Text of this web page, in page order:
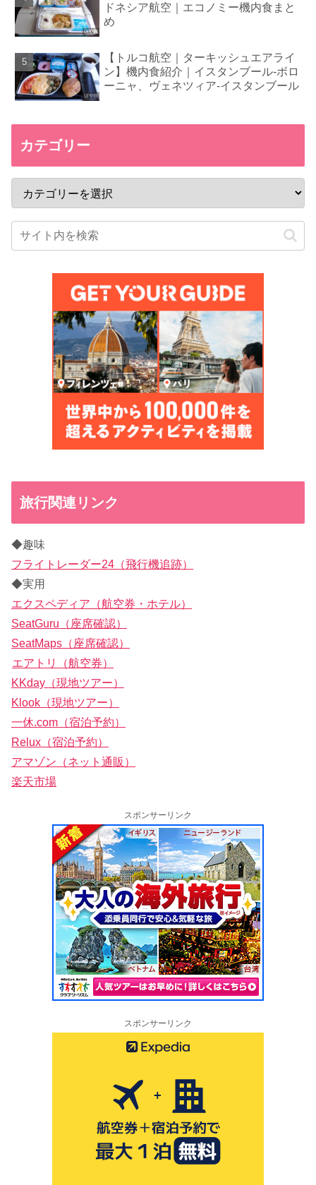
ドネシア航空｜エコノミー機内食まと
め
【トルコ航空｜ターキッシュエアライ
ン】機内食紹介｜イスタンブール-ボロ
ーニャ、ヴェネツィア-イスタンブール
カテゴリー
旅行関連リンク
◆趣味
フライトレーダー24（飛行機追跡）
◆実用
エクスペディア（航空券・ホテル）
SeatGuru（座席確認）
SeatMaps（座席確認）
エアトリ（航空券）
KKday（現地ツアー）
Klook（現地ツアー）
一休.com（宿泊予約）
Relux（宿泊予約）
アマゾン（ネット通販）
楽天市場
スポンサーリンク
スポンサーリンク